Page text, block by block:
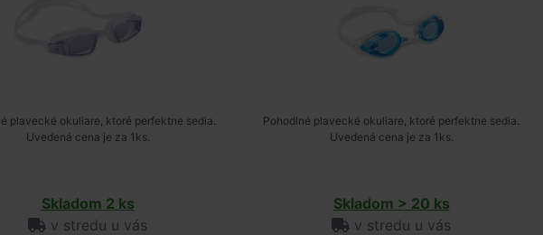
plavecké okuliare, ktoré perfektne sedia.
Uvedená cena je za 1ks.
Skladom 2 ks
v stredu u vás
Pohodlné plavecké okuliare, ktoré perfektne sedia.
Uvedená cena je za 1ks.
Skladom > 20 ks
v stredu u vás